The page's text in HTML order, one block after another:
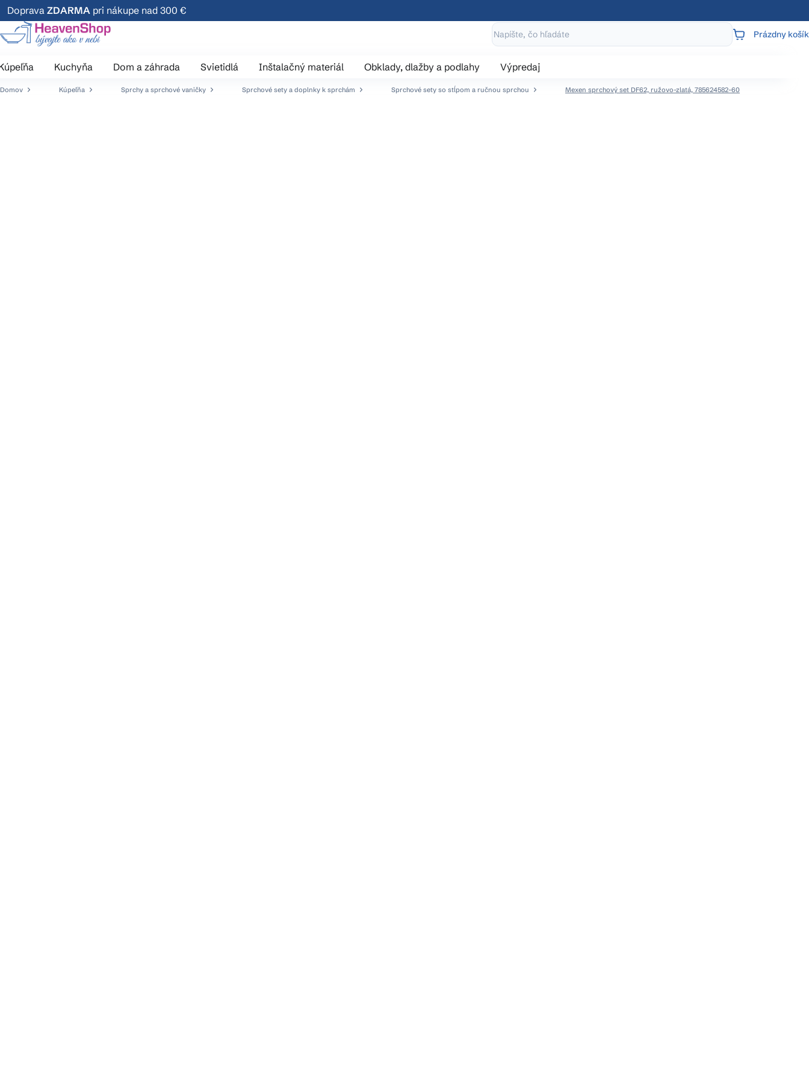
Prejsť
na
obsah
Doprava ZDARMA pri nákupe nad 300 €
NÁKUPNÝ
Prázdny košík
Kuchyňa Dom a záhrada Svietidlá Inštalačný materiál Obklady, dlažby a podlahy Výpredaj
Domov Kúpeľňa Sprchy a sprchové vaničky Sprchové sety a doplnky k sprchám Sprchové sety so stĺpom a ručnou sprchou Mexen sprchový set DF62, ružovo-zlatá, 785624582-60